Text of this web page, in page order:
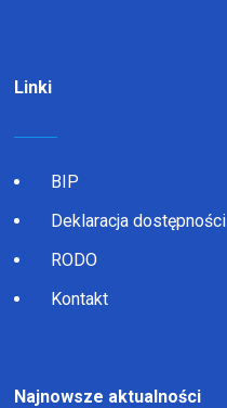
Linki
BIP
Deklaracja dostępności
RODO
Kontakt
Najnowsze aktualności